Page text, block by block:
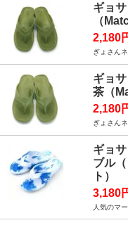
ギョ
（
2,180
ぎょさん
ギョ
茶（
2,180
ぎょさん
ギョ
ブル
ト）
3,180
人気のマ